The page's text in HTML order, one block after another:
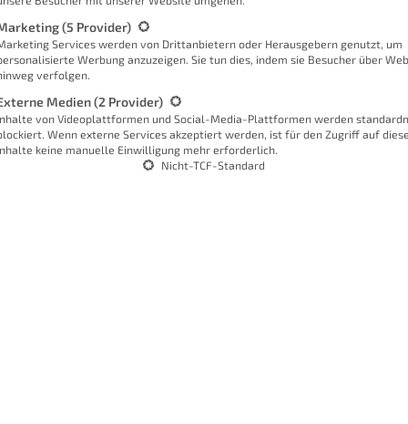
des Herstellers Ecovacs. Er
von Fenstern bei einer Saugleistung
und Aufbewahrungstasche daher,
(die wir auf die Probe
Reinigungsplan anzulegen. Er lässt
die Zugriff auf weitere
(60 ml), der gleichzeitig
empfiehlt der Hersteller
habe ich mich gehalten,
(5 Provider)
Services werden von Drittanbietern oder Herausgebern genutzt, um
Werbung anzuzeigen. Sie tun dies, indem sie Besucher über
verfolgen.
Medien(2 Provider)
von Videoplattformen und Social-Media-Plattformen werden
Wenn externe Services akzeptiert werden, ist für den Zugriff auf diese
keine manuelle Einwilligung mehr erforderlich.
Nicht-TCF-Standard